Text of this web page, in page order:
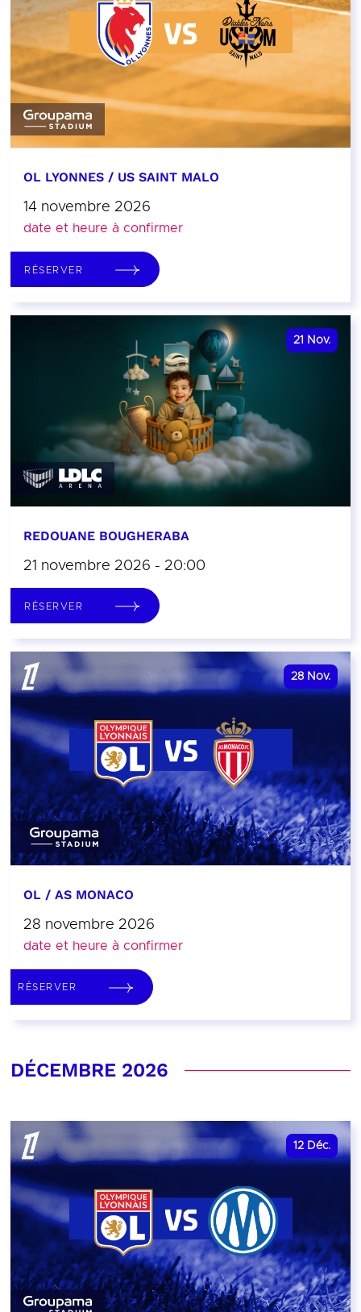
OL LYONNES / US SAINT MALO
14 novembre 2026
date et heure à confirmer
RÉSERVER
21 Nov.
REDOUANE BOUGHERABA
21 novembre 2026 - 20:00
RÉSERVER
28 Nov.
OL / AS MONACO
28 novembre 2026
date et heure à confirmer
RÉSERVER
DÉCEMBRE 2026
12 Déc.